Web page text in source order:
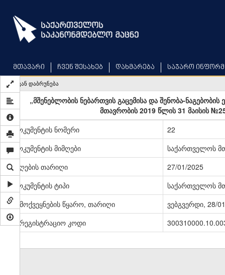
main
content
მთავარი ჩვენ შესახებ დახმარება საჯარო
უკან დაბრუნება
„მშენებლობის ნებართვის გაცემისა და შენობა-
მთავრობის 2019 წლის 31 მაისის
დოკუმენტის ნომერი
22
დოკუმენტის მიმღები
საქართველოს
მიღების თარიღი
27/01/2025
დოკუმენტის ტიპი
საქართველოს
გამოქვეყნების წყარო, თარიღი
ვებგვერდი, 28/
სარეგისტრაციო კოდი